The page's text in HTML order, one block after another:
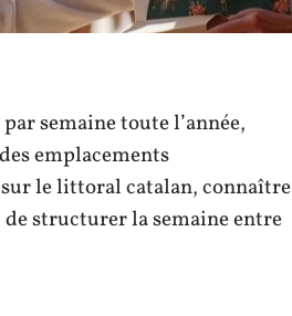
semaine toute l’année,
emplacements
le littoral catalan, connaître
structurer la semaine entre